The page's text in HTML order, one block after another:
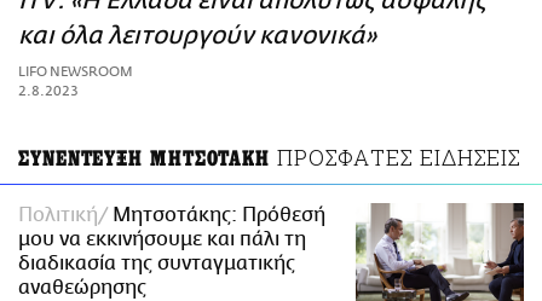
ΑΜΠΑ
PRINT
και όλα λειτουργούν κανονικά»
LIFO NEWSROOM
2.8.2023
ΣΥΝΕΝΤΕΥΞΗ ΜΗΤΣΟΤΑΚΗ ΠΡΟΣΦΑΤΕΣ ΕΙΔΗΣΕΙΣ
Πολιτική
Μητσοτάκης: Πρόθεσή
μου να εκκινήσουμε και πάλι τη
διαδικασία της συνταγματικής
αναθεώρησης